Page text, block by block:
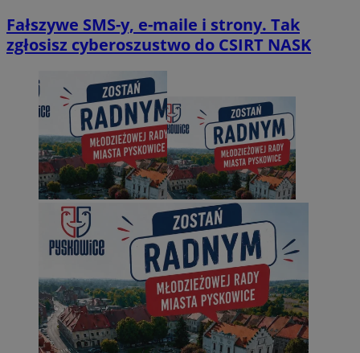
Fałszywe SMS-y, e-maile i strony. Tak
zgłosisz cyberoszustwo do CSIRT NASK